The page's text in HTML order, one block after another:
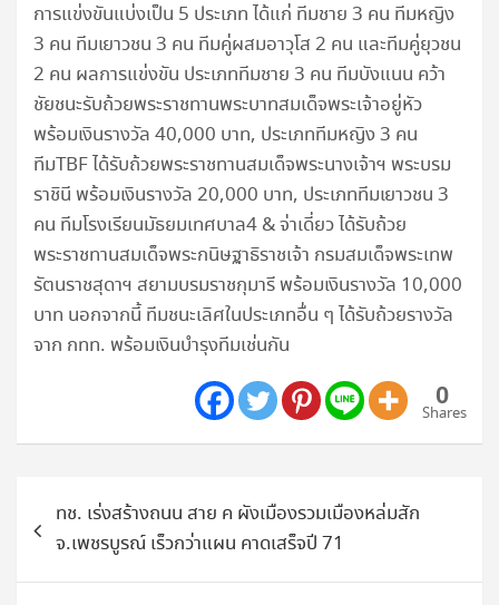
การแข่งขันแบ่งเป็น 5 ประเภท ได้แก่ ทีมชาย 3 คน ทีมหญิง
3 คน ทีมเยาวชน 3 คน ทีมคู่ผสมอาวุโส 2 คน และทีมคู่ยุวชน
2 คน ผลการแข่งขัน ประเภททีมชาย 3 คน ทีมบังแนน คว้า
ชัยชนะรับถ้วยพระราชทานพระบาทสมเด็จพระเจ้าอยู่หัว
พร้อมเงินรางวัล 40,000 บาท, ประเภททีมหญิง 3 คน
ทีมTBF ได้รับถ้วยพระราชทานสมเด็จพระนางเจ้าฯ พระบรม
ราชินี พร้อมเงินรางวัล 20,000 บาท, ประเภททีมเยาวชน 3
คน ทีมโรงเรียนมัธยมเทศบาล4 & จ่าเดี่ยว ได้รับถ้วย
พระราชทานสมเด็จพระกนิษฐาธิราชเจ้า กรมสมเด็จพระเทพ
รัตนราชสุดาฯ สยามบรมราชกุมารี พร้อมเงินรางวัล 10,000
บาท นอกจากนี้ ทีมชนะเลิศในประเภทอื่น ๆ ได้รับถ้วยรางวัล
จาก กทท. พร้อมเงินบำรุงทีมเช่นกัน
0
Shares
แนะแนว
เรื่องทช. เร่งสร้างถนน สาย ค ผังเมืองรวมเมืองหล่มสัก
จ.เพชรบูรณ์ เร็วกว่าแผน คาดเสร็จปี 71